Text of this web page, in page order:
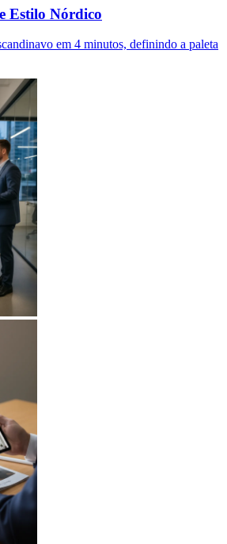
Estilo Nórdico
em 4 minutos, definindo a paleta